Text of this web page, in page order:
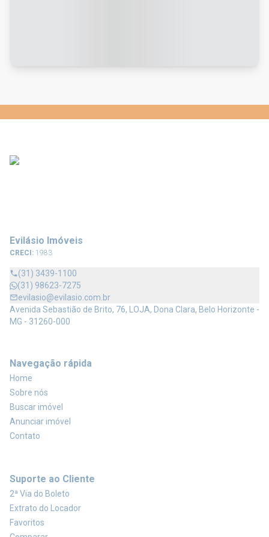
Evilásio Imóveis
CRECI: 1983
(31) 3439-1100
(31) 98623-7275
evilasio@evilasio.com.br
Avenida Sebastião de Brito, 76, LOJA, Dona Clara, Belo Horizonte -
MG - 31260-000
Navegação rápida
Home
Sobre nós
Buscar imóvel
Anunciar imóvel
Contato
Suporte ao Cliente
2ª Via do Boleto
Extrato do Locador
Favoritos